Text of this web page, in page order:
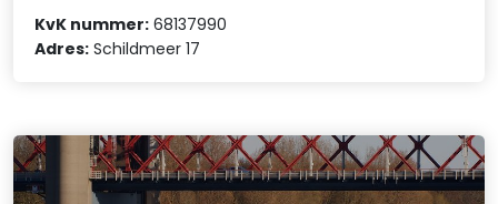
KvK nummer: 68137990
Adres: Schildmeer 17